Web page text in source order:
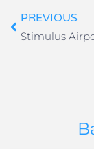
PREVIOUS